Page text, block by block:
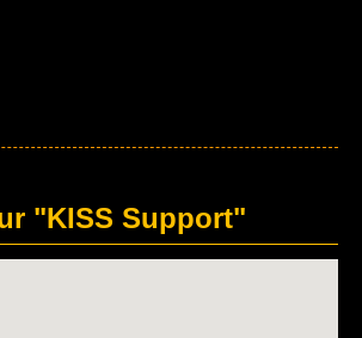
"KISS Support"